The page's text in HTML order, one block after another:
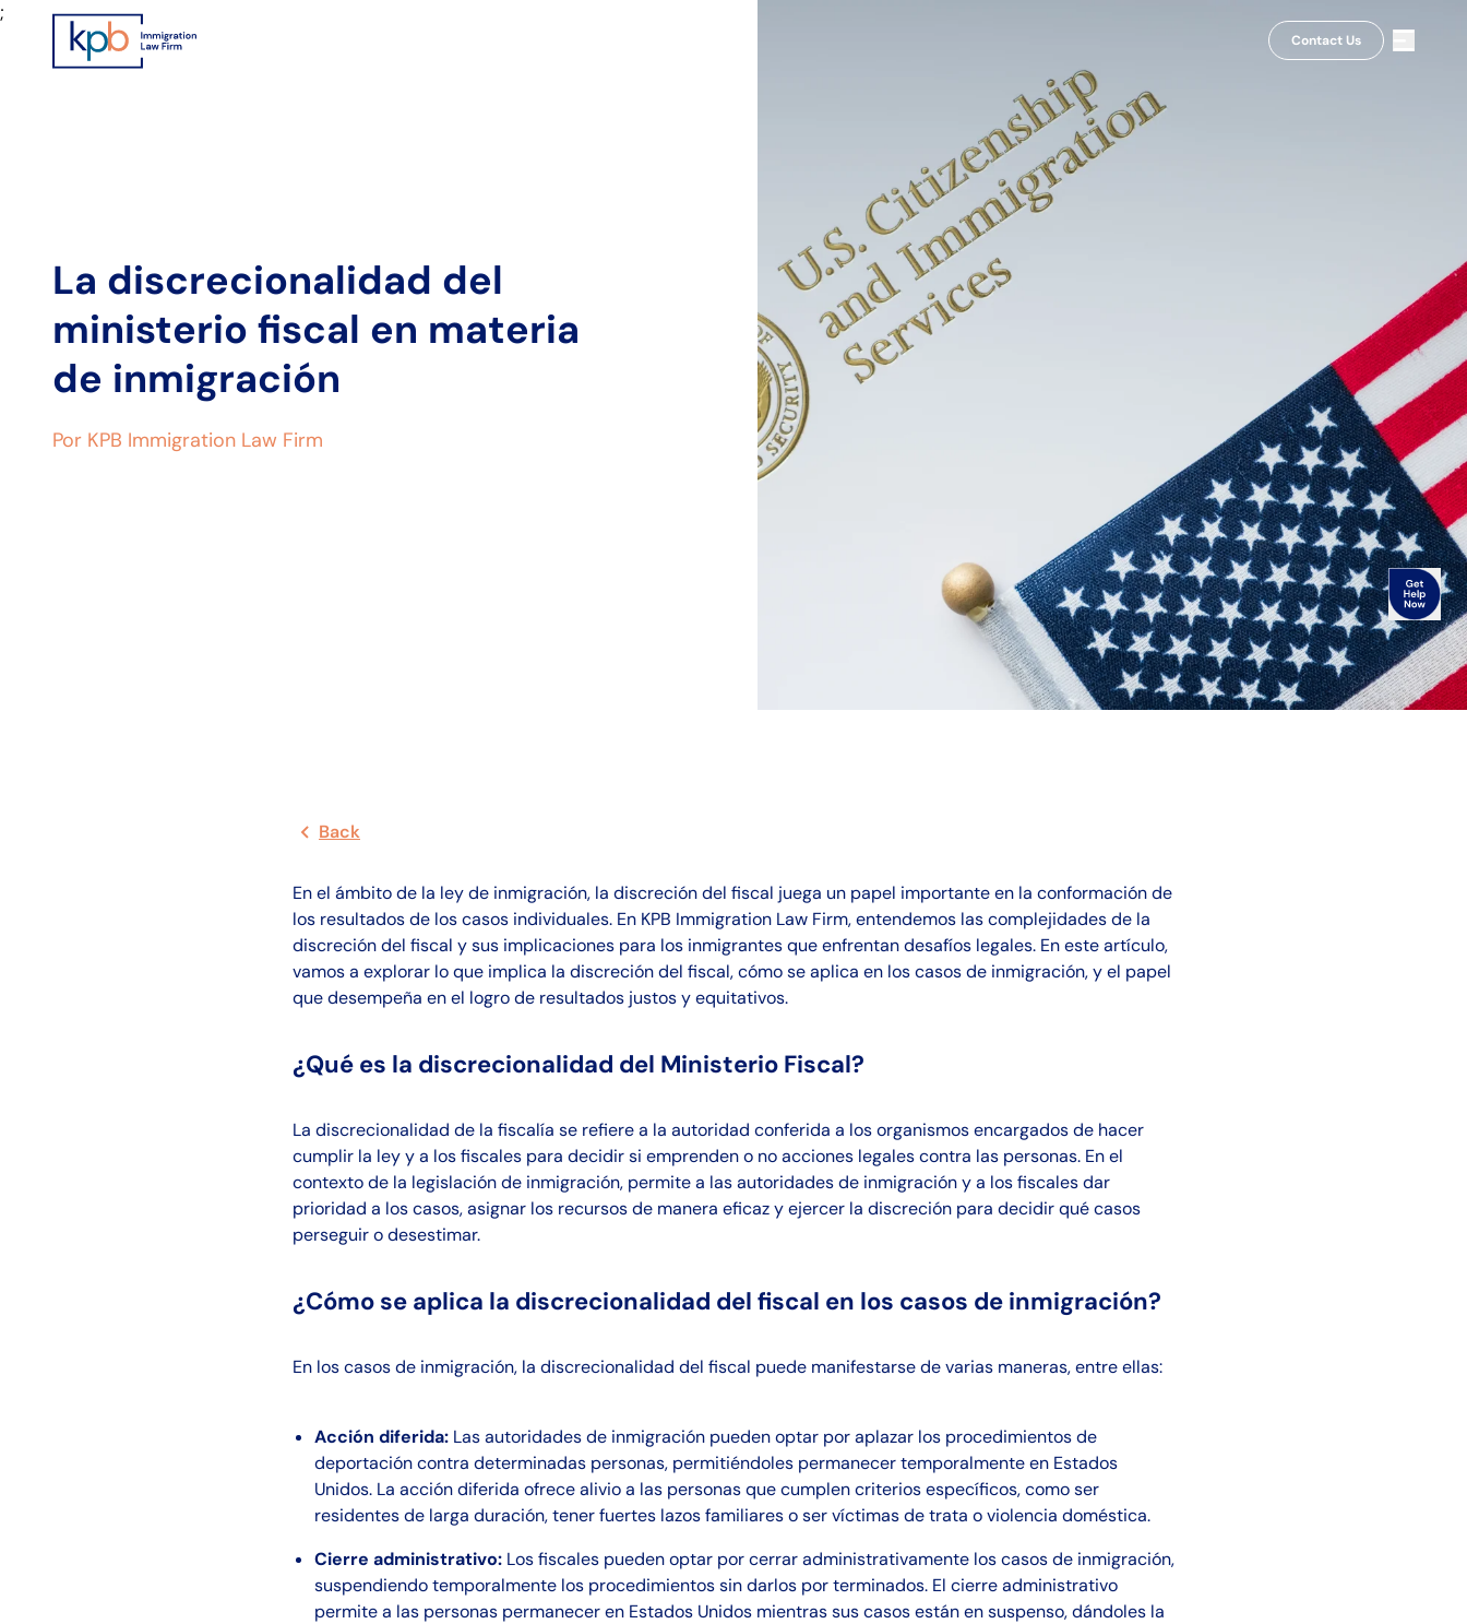
;
Contact Us
La discrecionalidad del
ministerio fiscal en materia
de inmigración
Por KPB Immigration Law Firm
Back
En el ámbito de la ley de inmigración, la discreción del fiscal juega un papel importante en la conformación de
los resultados de los casos individuales. En KPB Immigration Law Firm, entendemos las complejidades de la
discreción del fiscal y sus implicaciones para los inmigrantes que enfrentan desafíos legales. En este artículo,
vamos a explorar lo que implica la discreción del fiscal, cómo se aplica en los casos de inmigración, y el papel
que desempeña en el logro de resultados justos y equitativos.
¿Qué es la discrecionalidad del Ministerio Fiscal?
La discrecionalidad de la fiscalía se refiere a la autoridad conferida a los organismos encargados de hacer
cumplir la ley y a los fiscales para decidir si emprenden o no acciones legales contra las personas. En el
contexto de la legislación de inmigración, permite a las autoridades de inmigración y a los fiscales dar
prioridad a los casos, asignar los recursos de manera eficaz y ejercer la discreción para decidir qué casos
perseguir o desestimar.
¿Cómo se aplica la discrecionalidad del fiscal en los casos de inmigración?
En los casos de inmigración, la discrecionalidad del fiscal puede manifestarse de varias maneras, entre ellas:
Acción diferida: Las autoridades de inmigración pueden optar por aplazar los procedimientos de
deportación contra determinadas personas, permitiéndoles permanecer temporalmente en Estados
Unidos. La acción diferida ofrece alivio a las personas que cumplen criterios específicos, como ser
residentes de larga duración, tener fuertes lazos familiares o ser víctimas de trata o violencia doméstica.
Cierre administrativo: Los fiscales pueden optar por cerrar administrativamente los casos de inmigración,
suspendiendo temporalmente los procedimientos sin darlos por terminados. El cierre administrativo
permite a las personas permanecer en Estados Unidos mientras sus casos están en suspenso, dándoles la